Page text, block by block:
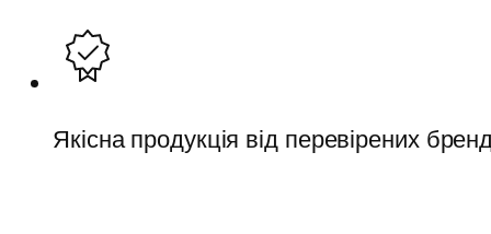
Якісна продукція від перевірених